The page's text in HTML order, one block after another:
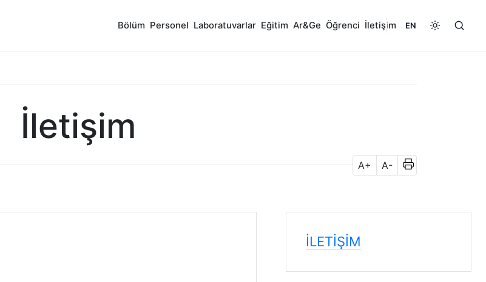
Bölüm Personel Laboratuvarlar Eğitim Ar&Ge Öğrenci İletişim EN
İletişim
A+ A-
İLETIŞIM